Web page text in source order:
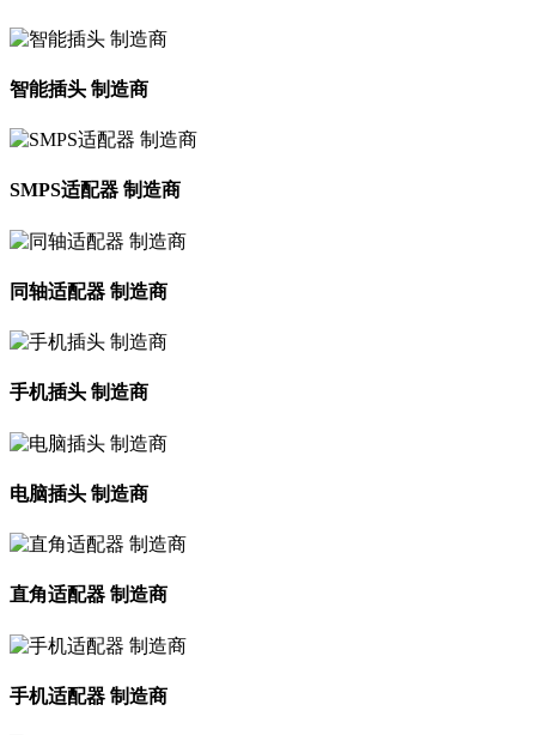
智能插头 制造商
SMPS适配器 制造商
同轴适配器 制造商
手机插头 制造商
电脑插头 制造商
直角适配器 制造商
手机适配器 制造商